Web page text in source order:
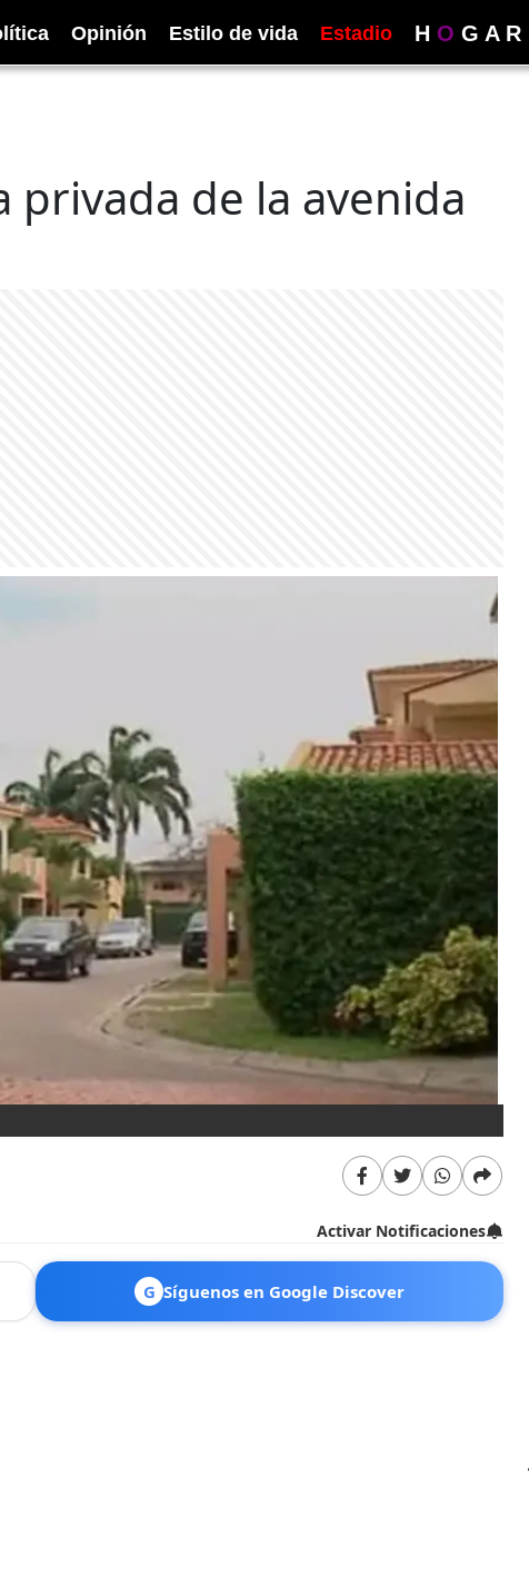
Opinión Estilo de vida Estadio H O G A R
privada de la avenida
Activar Notificaciones
G Síguenos en Google Discover